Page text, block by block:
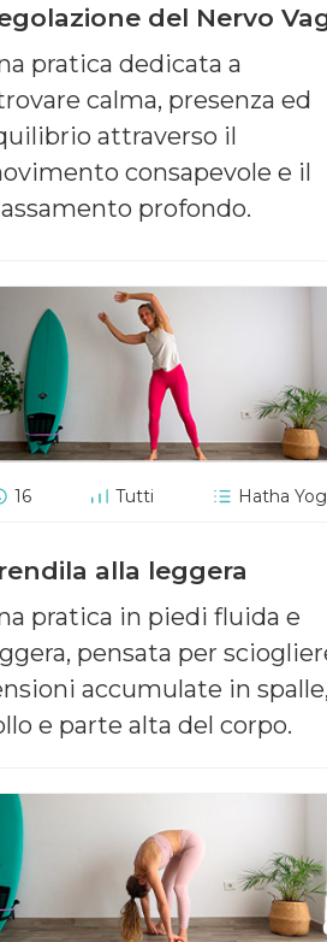
del Nervo
pratica dedicata a
calma, presenza ed
attraverso il
consapevole e il
profondo.
16 Tutti Hatha
alla leggera
pratica in piedi fluida e
pensata per
accumulate in spalle,
e parte alta del corpo.